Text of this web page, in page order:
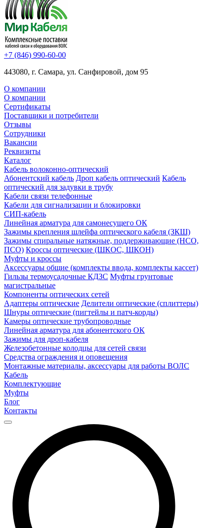
+7 (846) 990-60-00
443080, г. Самара, ул. Санфировой, дом 95
О компании
О компании
Сертификаты
Поставщики и потребители
Отзывы
Сотрудники
Вакансии
Реквизиты
Каталог
Кабель волоконно-оптический
Абонентский кабель Дроп кабель оптический Кабель
оптический для задувки в трубу
Кабели связи телефонные
Кабели для сигнализации и блокировки
СИП-кабель
Линейная арматура для самонесущего ОК
Зажимы крепления шлейфа оптического кабеля (ЗКШ)
Зажимы спиральные натяжные, поддерживающие (НСО,
ПСО) Кроссы оптические (ШКОС, ШКОН)
Муфты и кроссы
Аксессуары общие (комплекты ввода, комплекты кассет)
Гильзы термоусадочные КДЗС Муфты грунтовые
магистральные
Компоненты оптических сетей
Адаптеры оптические Делители оптические (сплиттеры)
Шнуры оптические (пигтейлы и патч-корды)
Камеры оптические трубопроводные
Линейная арматура для абонентского ОК
Зажимы для дроп-кабеля
Железобетонные колодцы для сетей связи
Средства ограждения и оповещения
Монтажные материалы, аксессуары для работы ВОЛС
Кабель
Комплектующие
Муфты
Блог
Контакты